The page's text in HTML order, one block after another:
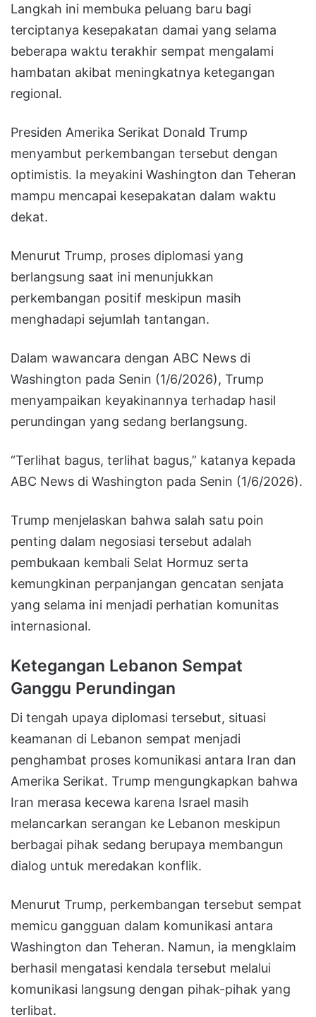
Langkah ini membuka peluang baru bagi
terciptanya kesepakatan damai yang selama
beberapa waktu terakhir sempat mengalami
hambatan akibat meningkatnya ketegangan
regional.
Presiden Amerika Serikat Donald Trump
menyambut perkembangan tersebut dengan
optimistis. Ia meyakini Washington dan Teheran
mampu mencapai kesepakatan dalam waktu
dekat.
Menurut Trump, proses diplomasi yang
berlangsung saat ini menunjukkan
perkembangan positif meskipun masih
menghadapi sejumlah tantangan.
Dalam wawancara dengan ABC News di
Washington pada Senin (1/6/2026), Trump
menyampaikan keyakinannya terhadap hasil
perundingan yang sedang berlangsung.
“Terlihat bagus, terlihat bagus,” katanya kepada
ABC News di Washington pada Senin (1/6/2026).
Trump menjelaskan bahwa salah satu poin
penting dalam negosiasi tersebut adalah
pembukaan kembali Selat Hormuz serta
kemungkinan perpanjangan gencatan senjata
yang selama ini menjadi perhatian komunitas
internasional.
Ketegangan Lebanon Sempat
Ganggu Perundingan
Di tengah upaya diplomasi tersebut, situasi
keamanan di Lebanon sempat menjadi
penghambat proses komunikasi antara Iran dan
Amerika Serikat. Trump mengungkapkan bahwa
Iran merasa kecewa karena Israel masih
melancarkan serangan ke Lebanon meskipun
berbagai pihak sedang berupaya membangun
dialog untuk meredakan konflik.
Menurut Trump, perkembangan tersebut sempat
memicu gangguan dalam komunikasi antara
Washington dan Teheran. Namun, ia mengklaim
berhasil mengatasi kendala tersebut melalui
komunikasi langsung dengan pihak-pihak yang
terlibat.